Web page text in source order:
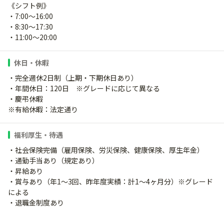
《シフト例》
・7:00～16:00
・8:30～17:30
・11:00～20:00
休日・休暇
・完全週休2日制（上期・下期休日あり）
・年間休日：120日 ※グレードに応じて異なる
・慶弔休暇
※有給休暇：法定通り
福利厚生・待遇
・社会保険完備（雇用保険、労災保険、健康保険、厚生年金）
・通勤手当あり（規定あり）
・昇給あり
・賞与あり（年1～3回、昨年度実績：計1～4ヶ月分）※グレード
による
・退職金制度あり